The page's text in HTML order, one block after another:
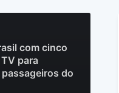
com cinco
para
do